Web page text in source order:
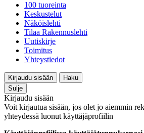
100 tuoreinta
Keskustelut
Näköislehti
Tilaa Rakennuslehti
Uutiskirje
Toimitus
Yhteystiedot
Kirjaudu sisään
Haku
Sulje
Kirjaudu sisään
Voit kirjautua sisään, jos olet jo aiemmin
yhteydessä luonut käyttäjäprofiilin